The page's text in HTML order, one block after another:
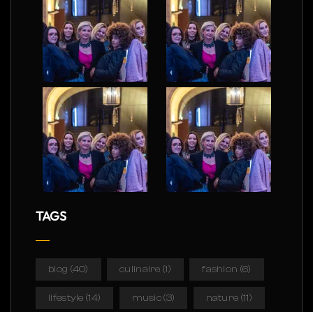
TAGS
blog (40) culinaire (1) fashion (6)
lifestyle (14) music(3) nature (11)